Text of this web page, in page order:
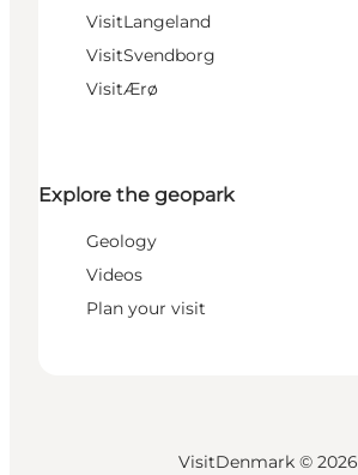
VisitLangeland
VisitSvendborg
VisitÆrø
Explore the geopark
Geology
Videos
Plan your visit
VisitDenmark © 2026